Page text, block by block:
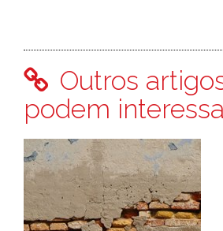
Outros
podem